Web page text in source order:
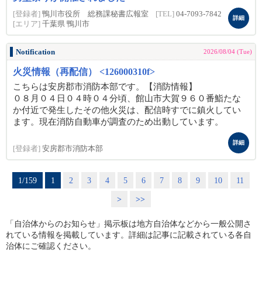
[登録者] 鴨川市役所 総務課秘書広報室 [TEL] 04-7093-7842
[エリア] 千葉県 鴨川市
詳細
Notification 2026/08/04 (Tue)
火災情報（再配信） <126000310f>
こちらは安房郡市消防本部です。【消防情報】
０８月０４日０４時０４分頃、館山市大賀９６０番鮨たな
か付近で発生したその他火災は、配信時すでに鎮火してい
ます。現在消防自動車が調査のため出動しています。
[登録者] 安房郡市消防本部
詳細
1/159 1 2 3 4 5 6 7 8 9 10
11
>
>>
「自治体からのお知らせ」掲示板は地方自治体などから一般公開さ
れている情報を掲載しています。詳細は記事に記載されている各自
治体にご確認ください。